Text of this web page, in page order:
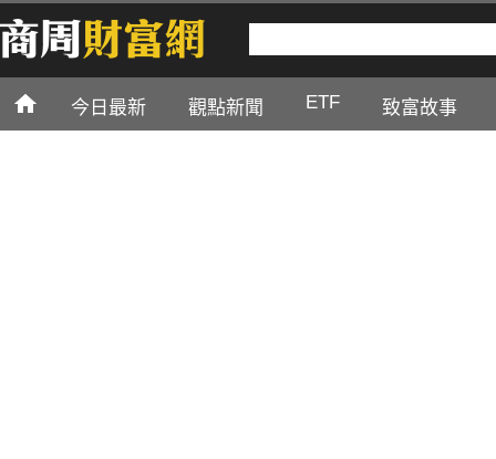
今日最新 觀點新聞 ETF 致富故事